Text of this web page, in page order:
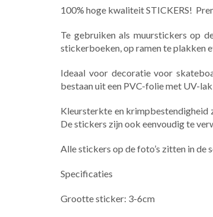
100% hoge kwaliteit STICKERS!
Te gebruiken als muurstickers op
stickerboeken, op ramen te plakken
Ideaal voor decoratie voor
bestaan uit een PVC-folie met UV-
Kleursterkte en krimpbestendigheid
De stickers zijn ook eenvoudig te
Alle stickers op de foto’s zitten in de
Specificaties
Grootte sticker: 3-6cm